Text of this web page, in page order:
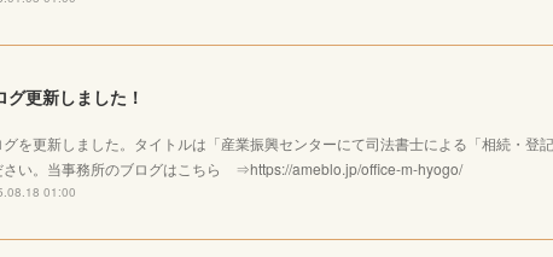
グ更新しました！
グを更新しました。タイトルは「産業振興センターにて司法書士による「相続・登
さい。当事務所のブログはこちら ⇒https://ameblo.jp/office-m-hyogo/
01:00